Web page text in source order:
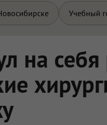
Учебный
на